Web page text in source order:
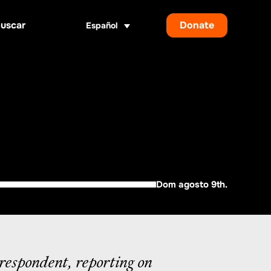
Dom agosto 9th.
Español Donate
reporting on